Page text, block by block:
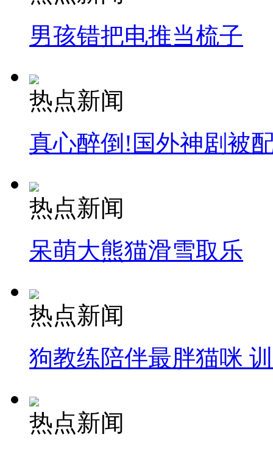
男孩错把电推当梳子
热点新闻
真心醉倒!国外神剧被
热点新闻
呆萌大熊猫滑雪取乐
热点新闻
狗教练陪伴最胖猫咪
热点新闻